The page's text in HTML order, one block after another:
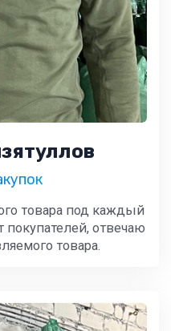
товара под каждый
покупателей, отвечаю
товара.